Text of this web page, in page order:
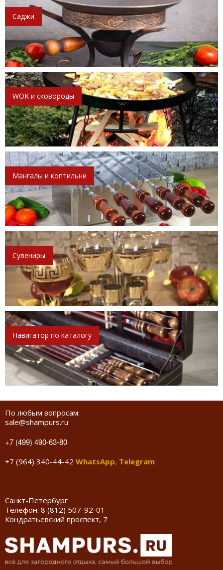
Саджи
WOK и сковороды
Мангалы и коптильни
Сувениры
Навигатор по каталогу
По любым вопросам:
sale@shampurs.ru
+7 (499) 490-63-80
+7 (964) 340-44-42 WhatsApp, Telegram
Санкт-Петербург
Телефон: 8 (812) 507-92-01
Кондратьевский проспект, 7